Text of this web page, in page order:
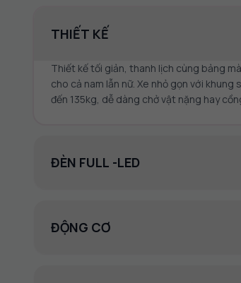
THIẾT KẾ
Thiết kế tối giản, thanh lịch cùng bảng
cho cả nam lẫn nữ. Xe nhỏ gọn với
đến 135kg, dễ dàng chở vật nặng hay
ĐÈN FULL -LED
ĐỘNG CƠ